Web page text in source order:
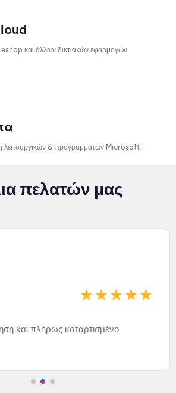
eshop και άλλων δικτιακών εφαρμογών
λειτουργικών & προγραμμάτων Microsoft
πελατών μας
όλες τις διαδικτυακές εφαρμογές και